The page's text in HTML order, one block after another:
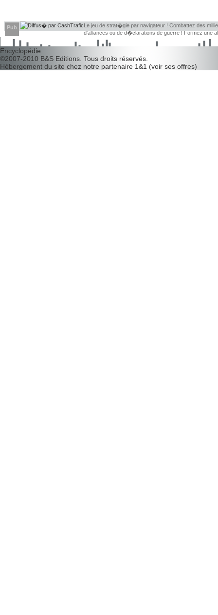
Pub
Le jeu de strat�gie par navigateur ! Combattez des
d'alliances ou de d�clarations de guerre ! Formez une
d�couvrir leurs faiblesses !
Encyclopédie
©2007-2010 B&S Editions . Tous droits réservés.
Hébergement du site chez notre partenaire 1&1 (voir ses offres)